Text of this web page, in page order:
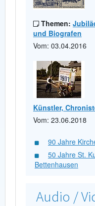
Themen:
und Biografen
Vom: 03.04.2016
Künstler,
Vom: 23.06.2018
90 Jahre
50 Jahre St.
Bettenhausen
Audio /